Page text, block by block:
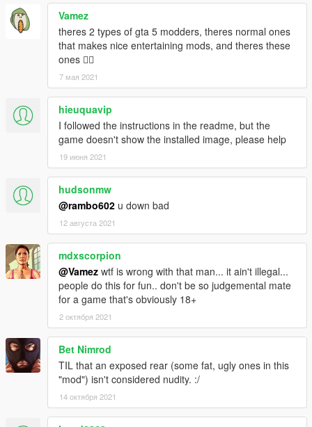
Vamez
theres 2 types of gta 5 modders, theres normal ones
that makes nice entertaining mods, and theres these
ones 🤦‍♂️
7 мая 2021
hieuquavip
I followed the instructions in the readme, but the
game doesn't show the installed image, please help
19 июня 2021
hudsonmw
@rambo602 u down bad
12 августа 2021
mdxscorpion
@Vamez wtf is wrong with that man... it ain't illegal...
people do this for fun.. don't be so judgemental mate
for a game that's obviously 18+
2 октября 2021
Bet Nimrod
TIL that an exposed rear (some fat, ugly ones in this
"mod") isn't considered nudity. :/
14 октября 2021